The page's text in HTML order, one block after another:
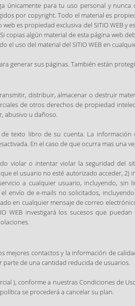
únicamente para tu uso personal y
por copyright. Todo el material es
es propiedad exclusiva del SITIO WEB
copias algún material de esta página web
uso del material del SITIO WEB en
generar sus páginas. También están
distribuir, almacenar o destruir
de otros derechos de propiedad
abusivo u dañoso.
texto libro de su cuenta. La información
En el caso de que ocurra mas una
violar o intentar violar la seguridad del
el usuario no esté autorizado acceder, 2)
a cualquier usuario, incluyendo, sin
envío de e-mails no solicitados,
en cualquier mensaje de correo
WEB investigará los sucesos que
contactos y la información de
de una cantidad reducida de usuarios.
), conforme a nuestras Condiciones de
se procederá a cancelar su plan.